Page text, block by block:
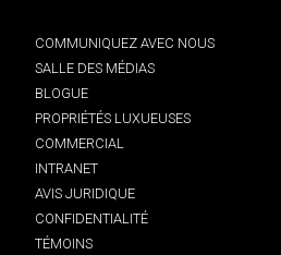
COMMUNIQUEZ AVEC NOUS
SALLE DES MÉDIAS
BLOGUE
PROPRIÉTÉS LUXUEUSES
COMMERCIAL
INTRANET
AVIS JURIDIQUE
CONFIDENTIALITÉ
TÉMOINS